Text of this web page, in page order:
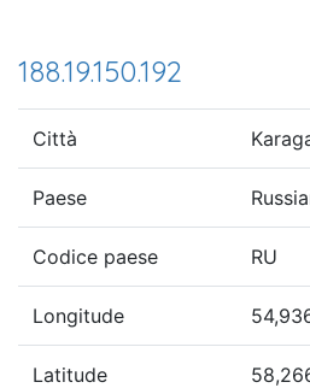
188.19.150.192
Città
Paese
Codice paese RU
Longitude
Latitude